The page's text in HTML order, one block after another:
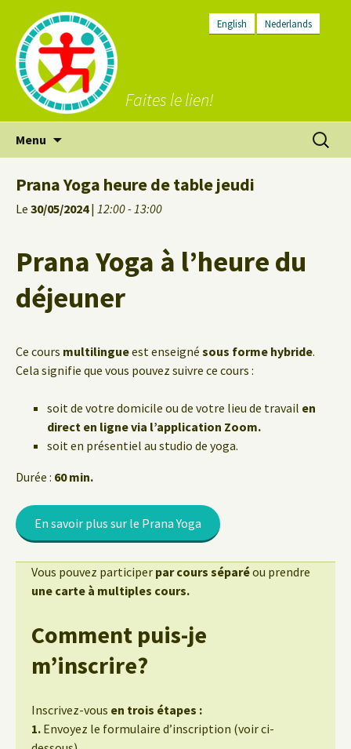
English Nederlands
Faites le lien!
Menu
Prana Yoga heure de table jeudi
Le 30/05/2024| 12:00 - 13:00
Prana Yoga à l’heure du
déjeuner
Ce cours multilingueest enseigné sous forme hybride.
Cela signifie que vous pouvez suivre ce cours :
soit de votre domicile ou de votre lieu de travail en
direct en ligne via l’application Zoom.
soit en présentiel au studio de yoga.
Durée : 60 min.
En savoir plus sur le Prana Yoga
Vous pouvez participer par cours séparéou prendre
une carte à multiples cours.
Comment puis-je
m’inscrire?
Inscrivez-vous en trois étapes :
1. Envoyez le formulaire d’inscription (voir ci-